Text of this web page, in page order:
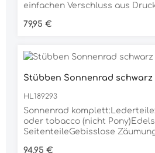
einfachen Verschluss aus
komfortabel austauschen. Sie
black/light pink und black/light
Regulärer Preis:
79,95 €
Stübben Sonnenrad schwarz
HL189293
Sonnenrad
oder tobacco (nicht
SeitenteileGebisslose
Regulärer Preis:
94,95 €